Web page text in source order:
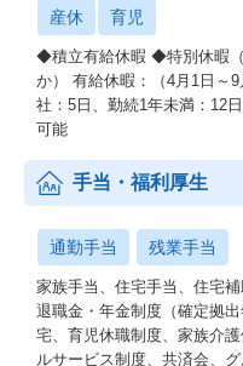
産休 育児
◆積立有給休暇 ◆特別休暇
か） 有給休暇：（4月1日～
社：5日、勤続1年未満：12
可能
手当・福利厚生
通勤手当 残業手当
家族手当、住宅手当、住宅
退職金・年金制度（確定拠
宅、育児休職制度、家族介
ルサービス制度、共済会、